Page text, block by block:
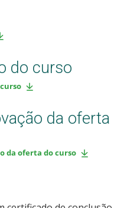
do curso
da oferta
da oferta do curso